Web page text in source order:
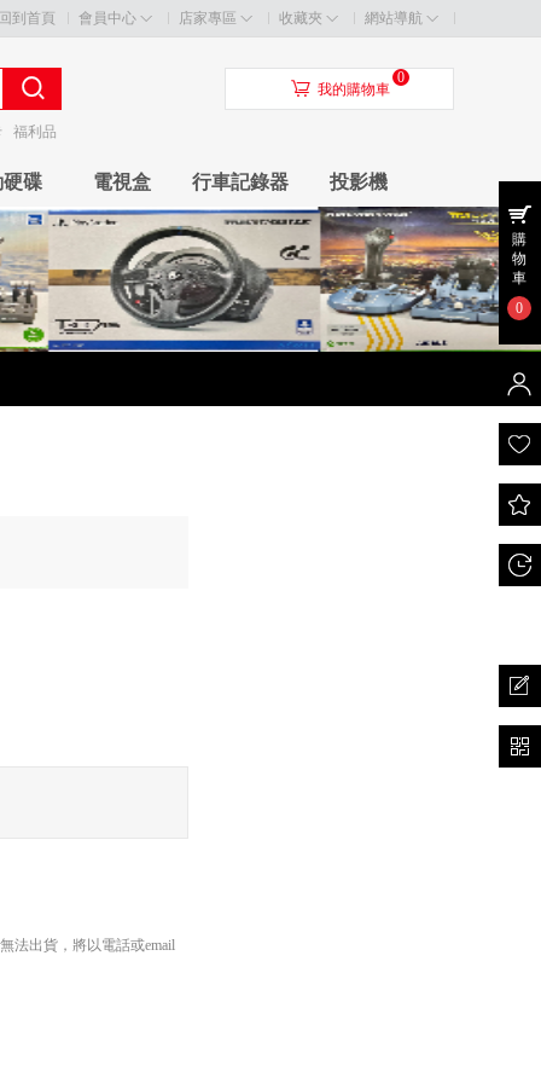
到首頁 會員中心 店家專區 收藏夾 網站導航
福利品
󰃦 我的購物車
0
碟 電視盒 行車記錄器 投影機
法出貨，將以電話或email
購
物
車
0